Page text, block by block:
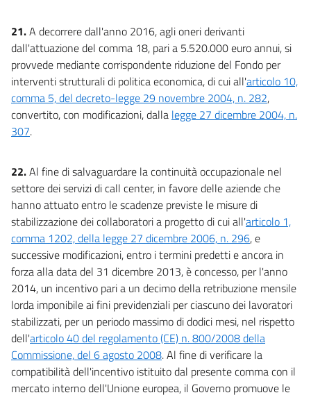
21.A decorrere dall'anno 2016, agli oneri derivanti
dall'attuazione del comma 18, pari a 5.520.000 euro annui, si
provvede mediante corrispondente riduzione del Fondo per
interventi strutturali di politica economica, di cui all'articolo 10,
comma 5, del decreto-legge 29 novembre 2004, n. 282,
convertito, con modificazioni, dalla legge 27 dicembre 2004, n.
307.
22.Al fine di salvaguardare la continuità occupazionale nel
settore dei servizi di call center, in favore delle aziende che
hanno attuato entro le scadenze previste le misure di
stabilizzazione dei collaboratori a progetto di cui all'articolo 1,
comma 1202, della legge 27 dicembre 2006, n. 296, e
successive modificazioni, entro i termini predetti e ancora in
forza alla data del 31 dicembre 2013, è concesso, per l'anno
2014, un incentivo pari a un decimo della retribuzione mensile
lorda imponibile ai fini previdenziali per ciascuno dei lavoratori
stabilizzati, per un periodo massimo di dodici mesi, nel rispetto
dell'articolo 40 del regolamento (CE) n. 800/2008 della
Commissione, del 6 agosto 2008. Al fine di verificare la
compatibilità dell'incentivo istituito dal presente comma con il
mercato interno dell'Unione europea, il Governo promuove le